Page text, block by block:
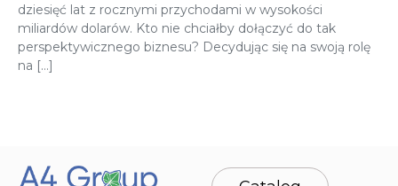
dziesięć lat z rocznymi przychodami w wysokości
miliardów dolarów. Kto nie chciałby dołączyć do tak
perspektywicznego biznesu? Decydując się na swoją rolę
na […]